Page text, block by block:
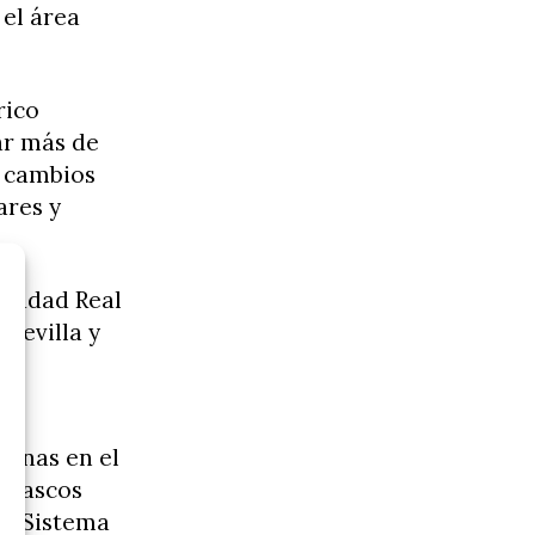
área
más de
y
Real
Sevilla y
en el
Sistema